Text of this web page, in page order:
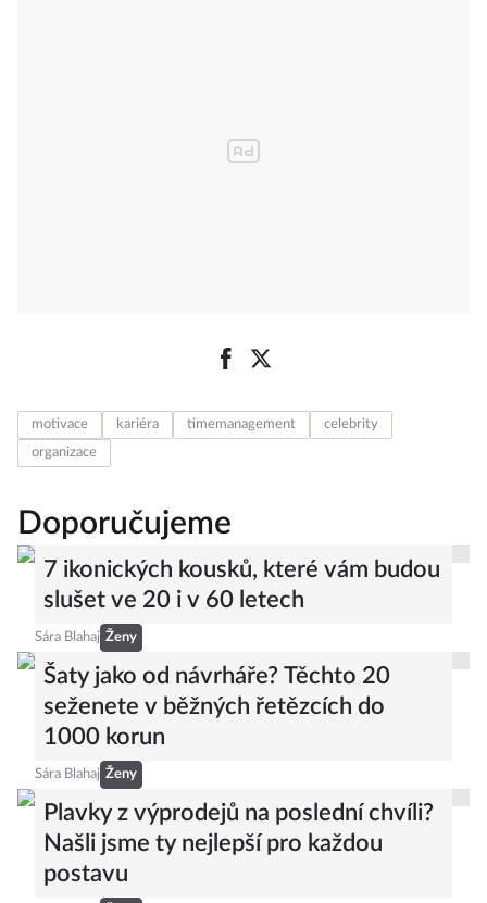
motivace kariéra timemanagement
celebrity
organizace
Doporučujeme
7 ikonických kousků, které vám budou
slušet ve 20 i v 60 letech
Sára Blahaj Ženy
Šaty jako od návrháře? Těchto 20
seženete v běžných řetězcích do
1000 korun
Sára Blahaj Ženy
Plavky z výprodejů na poslední chvíli?
Našli jsme ty nejlepší pro každou
postavu